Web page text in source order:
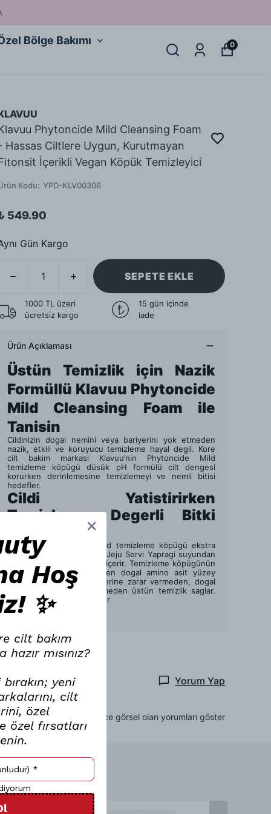
Bölge Bakımı
0
Phytoncide Mild Cleansing Foam
Hassas Ciltlere Uygun, Kurutmayan
İçerikli Vegan Köpük Temizleyici
Kodu: YPD-KLV00306
549.90
Gün Kargo
SEPETE EKLE
1000 TL üzeri
ücretsiz kargo
15 gün içinde
iade
Ürün Açıklaması
Üstün Temizlik için Nazik
Formüllü Klavuu Phytoncide
Mild Cleansing Foam ile
Tanisin
Cildinizin dogal nemini veya bariyerini yok etmeden
nazik, etkili ve koruyucu temizleme hayal degil. Kore
cilt bakim markasi Klavuu’nin Phytoncide Mild
temizleme köpügü düsük pH formülü cilt dengesi
korurken derinlemesine temizlemeyi ve nemli bitisi
hedefler.
Cildi Yatistirirken
Temizleyen Degerli Bitki
Özleri
Klavuu’nin Phytoncide Mild temizleme köpügü ekstra
koruma katmani saglayan Jeju Servi Yapragi suyundan
elde edilen dogal fitonsit içerir. Temizleme köpügünün
Hindistan cevizinden gelen dogal amino asit yüzey
aktif maddeleri, cilt bariyerine zarar vermeden, dogal
yag veya nemini yok etmeden üstün temizlik saglar.
Içerigindeki Houttuynia Cor
Devamını Göster
Yorum Yap
Sadece görsel olan yorumları göster
Hoş
✨
cilt bakım
mısınız?
yeni
cilt
özel
özel fırsatları